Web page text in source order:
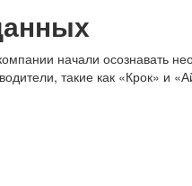
начали осознавать
такие как «Крок»